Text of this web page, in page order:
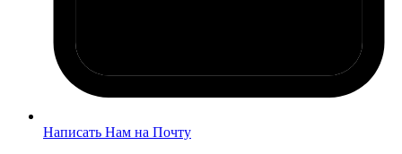
Написать Нам на Почту